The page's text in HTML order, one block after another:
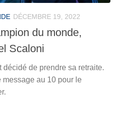
DÉCEMBRE 19, 2022
du monde,
Scaloni
décidé de prendre sa retraite.
message au 10 pour le